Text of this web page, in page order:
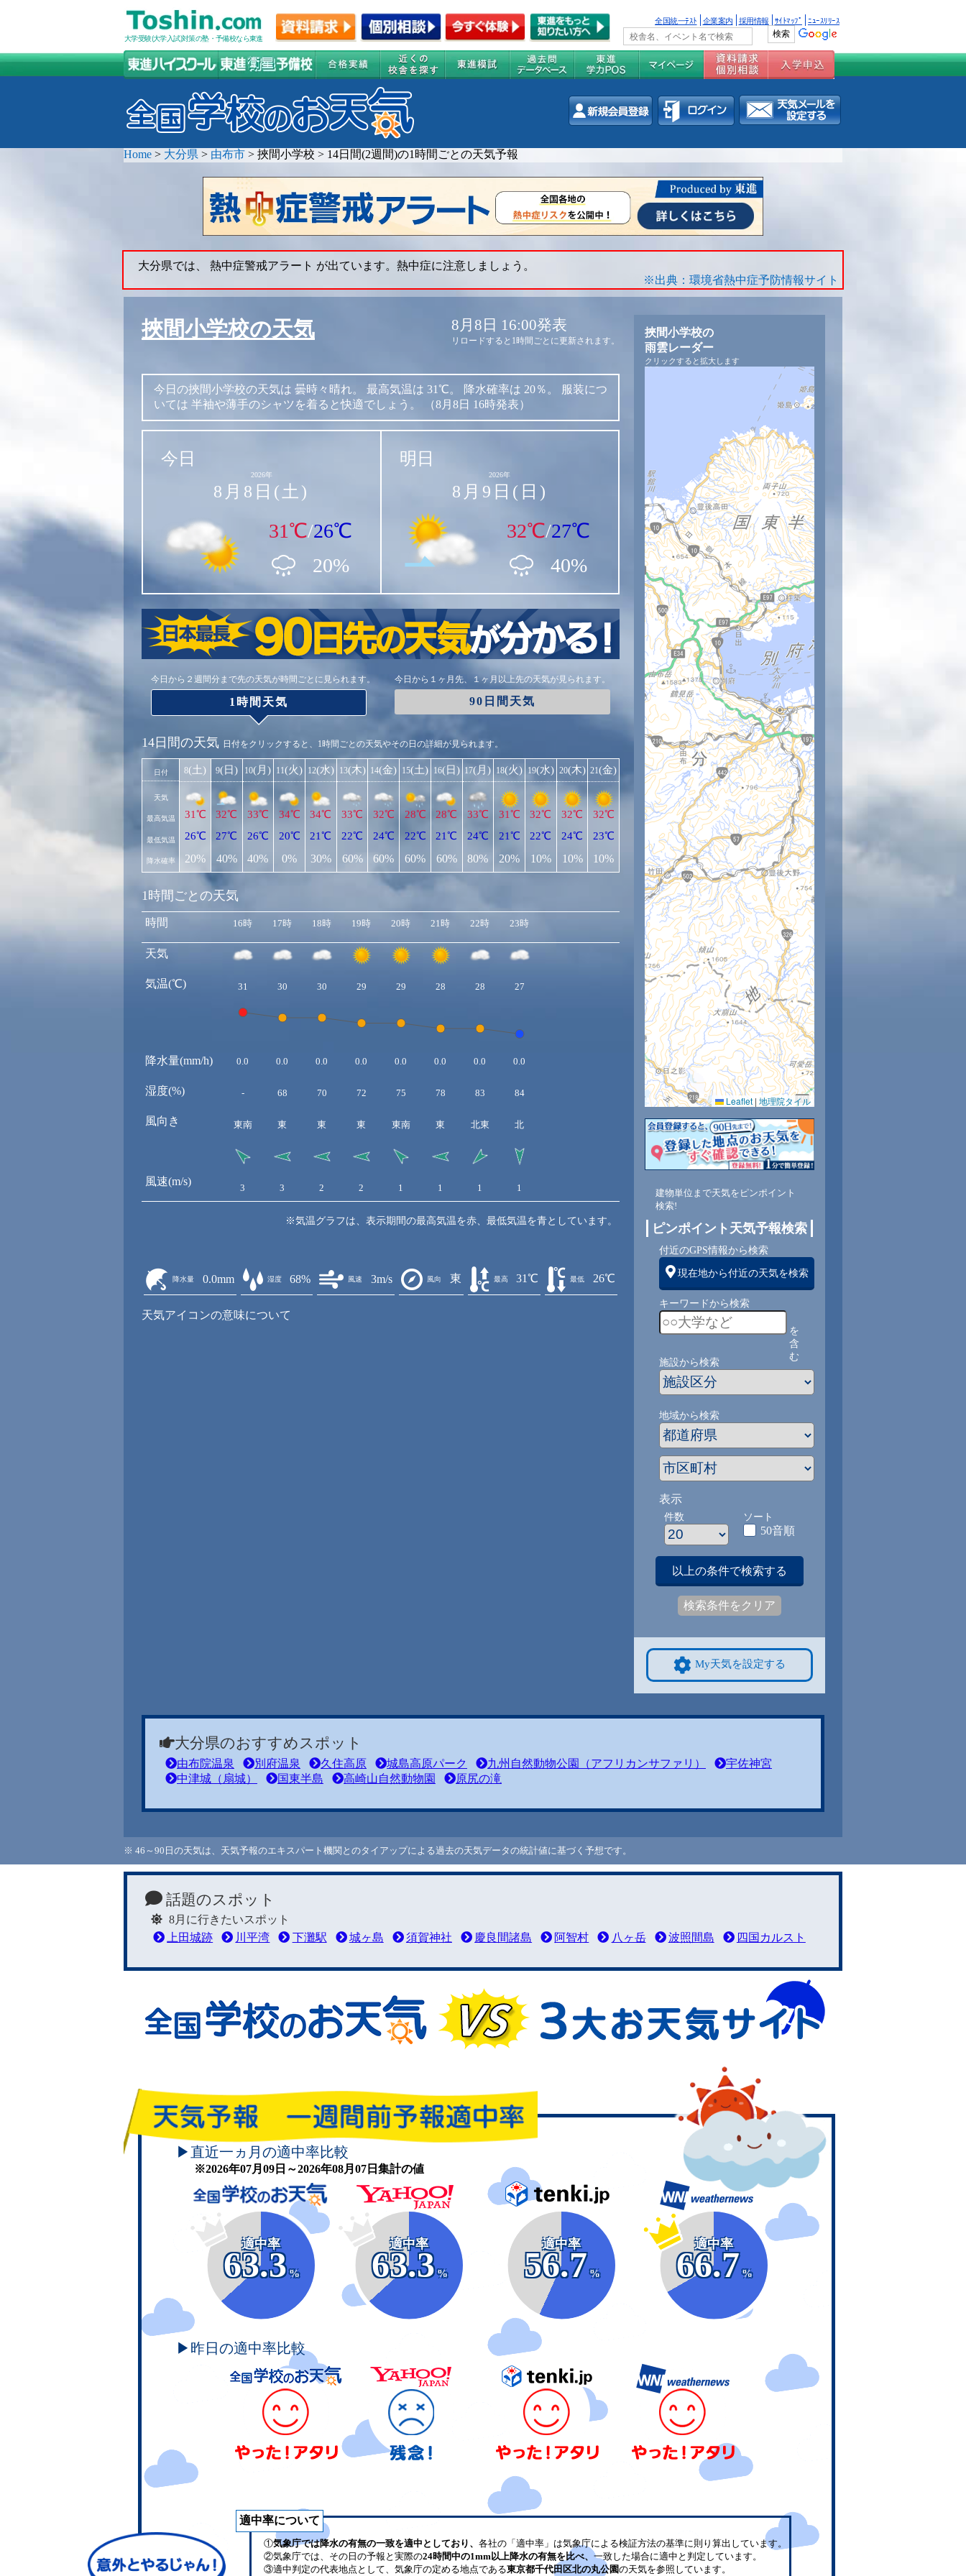
大学受験(大学入試)対策の塾・予備校なら東進
全国統一ﾃｽﾄ 企業案内 採用情報 ｻｲﾄﾏｯﾌﾟ ﾆｭｰｽﾘﾘｰｽ
Home > 大分県 > 由布市 > 挾間小学校 > 14日間(2週間)の1時間ごとの天気予報
大分県では、 熱中症警戒アラート が出ています。熱中症に注意しましょう。
※出典：環境省熱中症予防情報サイト
挾間小学校の天気 8月8日 16:00発表
リロードすると1時間ごとに更新されます。
今日の挾間小学校の天気は 曇時々晴れ。 最高気温は 31℃。 降水確率は 20％。
服装につ
いては 半袖や薄手のシャツを着ると快適でしょう。 （8月8日 16時発表）
今日
2026年
8月8日(土)
31℃/26℃
20%
明日
2026年
8月9日(日)
32℃/27℃
40%
今日から２週間分まで先の天気が時間ごとに見られます。
1時間天気
今日から１ヶ月先、１ヶ月以上先の天気が見られます。
90日間天気
14日間の天気 日付をクリックすると、1時間ごとの天気やその日の詳細が見られます。
日付
天気
最高気温
最低気温
降水確率
8(土)
31℃
26℃
20%
9(日)
32℃
27℃
40%
10(月)
33℃
26℃
40%
11(火)
34℃
20℃
0%
12(水)
34℃
21℃
30%
13(木)
33℃
22℃
60%
14(金)
32℃
24℃
60%
15(土)
28℃
22℃
60%
16(日)
28℃
21℃
60%
17(月)
33℃
24℃
80%
18(火)
31℃
21℃
20%
19(水)
32℃
22℃
10%
20(木)
32℃
24℃
10%
21(金)
32℃
23℃
10%
1時間ごとの天気
時間
天気
気温(℃)
降水量(mm/h)
湿度(%)
風向き
風速(m/s)
16時 17時 18時 19時 20時 21時 22時 23時
31 30 30 29 29 28 28 27
0.0 0.0 0.0 0.0 0.0 0.0 0.0 0.0
- 68 70 72 75 78 83 84
東南 東 東 東 東南 東 北東 北
3 3 2 2 1 1 1 1
※気温グラフは、表示期間の最高気温を赤、最低気温を青としています。
降水量 0.0mm 湿度 68% 風速 3m/s 風向 東 最高 31℃ 最低 26℃
天気アイコンの意味について
挾間小学校の
雨雲レーダー
クリックすると拡大します
Leaflet | 地理院タイル
建物単位まで天気をピンポイント
検索!
ピンポイント天気予報検索
付近のGPS情報から検索
現在地から付近の天気を検索
キーワードから検索
を
含
む
施設から検索
地域から検索
表示
件数 ソート
50音順
以上の条件で検索する
検索条件をクリア
My天気を設定する
大分県のおすすめスポット
由布院温泉 別府温泉 久住高原 城島高原パーク 九州自然動物公園（アフリカンサファリ）
宇佐神宮
中津城（扇城）
国東半島 高崎山自然動物園 原尻の滝
※ 46～90日の天気は、天気予報のエキスパート機関とのタイアップによる過去の天気データの統計値に基づく予想です。
話題のスポット
8月に行きたいスポット
上田城跡
川平湾 下灘駅 城ヶ島 須賀神社 慶良間諸島 阿智村 八ヶ岳 波照間島 四国カルスト
▶直近一ヵ月の適中率比較
※2026年07月09日～2026年08月07日集計の値
適中率
63.3
%
適中率
63.3
%
適中率
56.7
%
適中率
66.7
%
▶昨日の適中率比較
適中率について
①気象庁では降水の有無の一致を適中としており、 各社の「適中率」は気象庁による検証方法の基準に則り算出しています。
②気象庁では、その日の予報と実際の24時間中の1mm以上降水の有無を比べ、 一致した場合に適中と判定しています。
③適中判定の代表地点として、気象庁の定める地点である東京都千代田区北の丸公園の天気を参照しています。